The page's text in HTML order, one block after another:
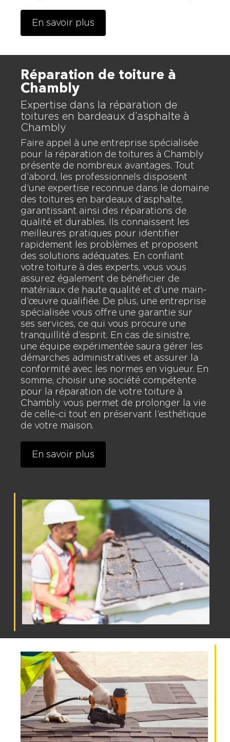
En savoir plus
Réparation de toiture à
Chambly
Expertise dans la réparation de
toitures en bardeaux d’asphalte à
Chambly
Faire appel à une entreprise spécialisée
pour la réparation de toitures à Chambly
présente de nombreux avantages. Tout
d’abord, les professionnels disposent
d’une expertise reconnue dans le domaine
des toitures en bardeaux d’asphalte,
garantissant ainsi des réparations de
qualité et durables. Ils connaissent les
meilleures pratiques pour identifier
rapidement les problèmes et proposent
des solutions adéquates. En confiant
votre toiture à des experts, vous vous
assurez également de bénéficier de
matériaux de haute qualité et d’une main-
d’œuvre qualifiée. De plus, une entreprise
spécialisée vous offre une garantie sur
ses services, ce qui vous procure une
tranquillité d’esprit. En cas de sinistre,
une équipe expérimentée saura gérer les
démarches administratives et assurer la
conformité avec les normes en vigueur. En
somme, choisir une société compétente
pour la réparation de votre toiture à
Chambly vous permet de prolonger la vie
de celle-ci tout en préservant l’esthétique
de votre maison.
En savoir plus